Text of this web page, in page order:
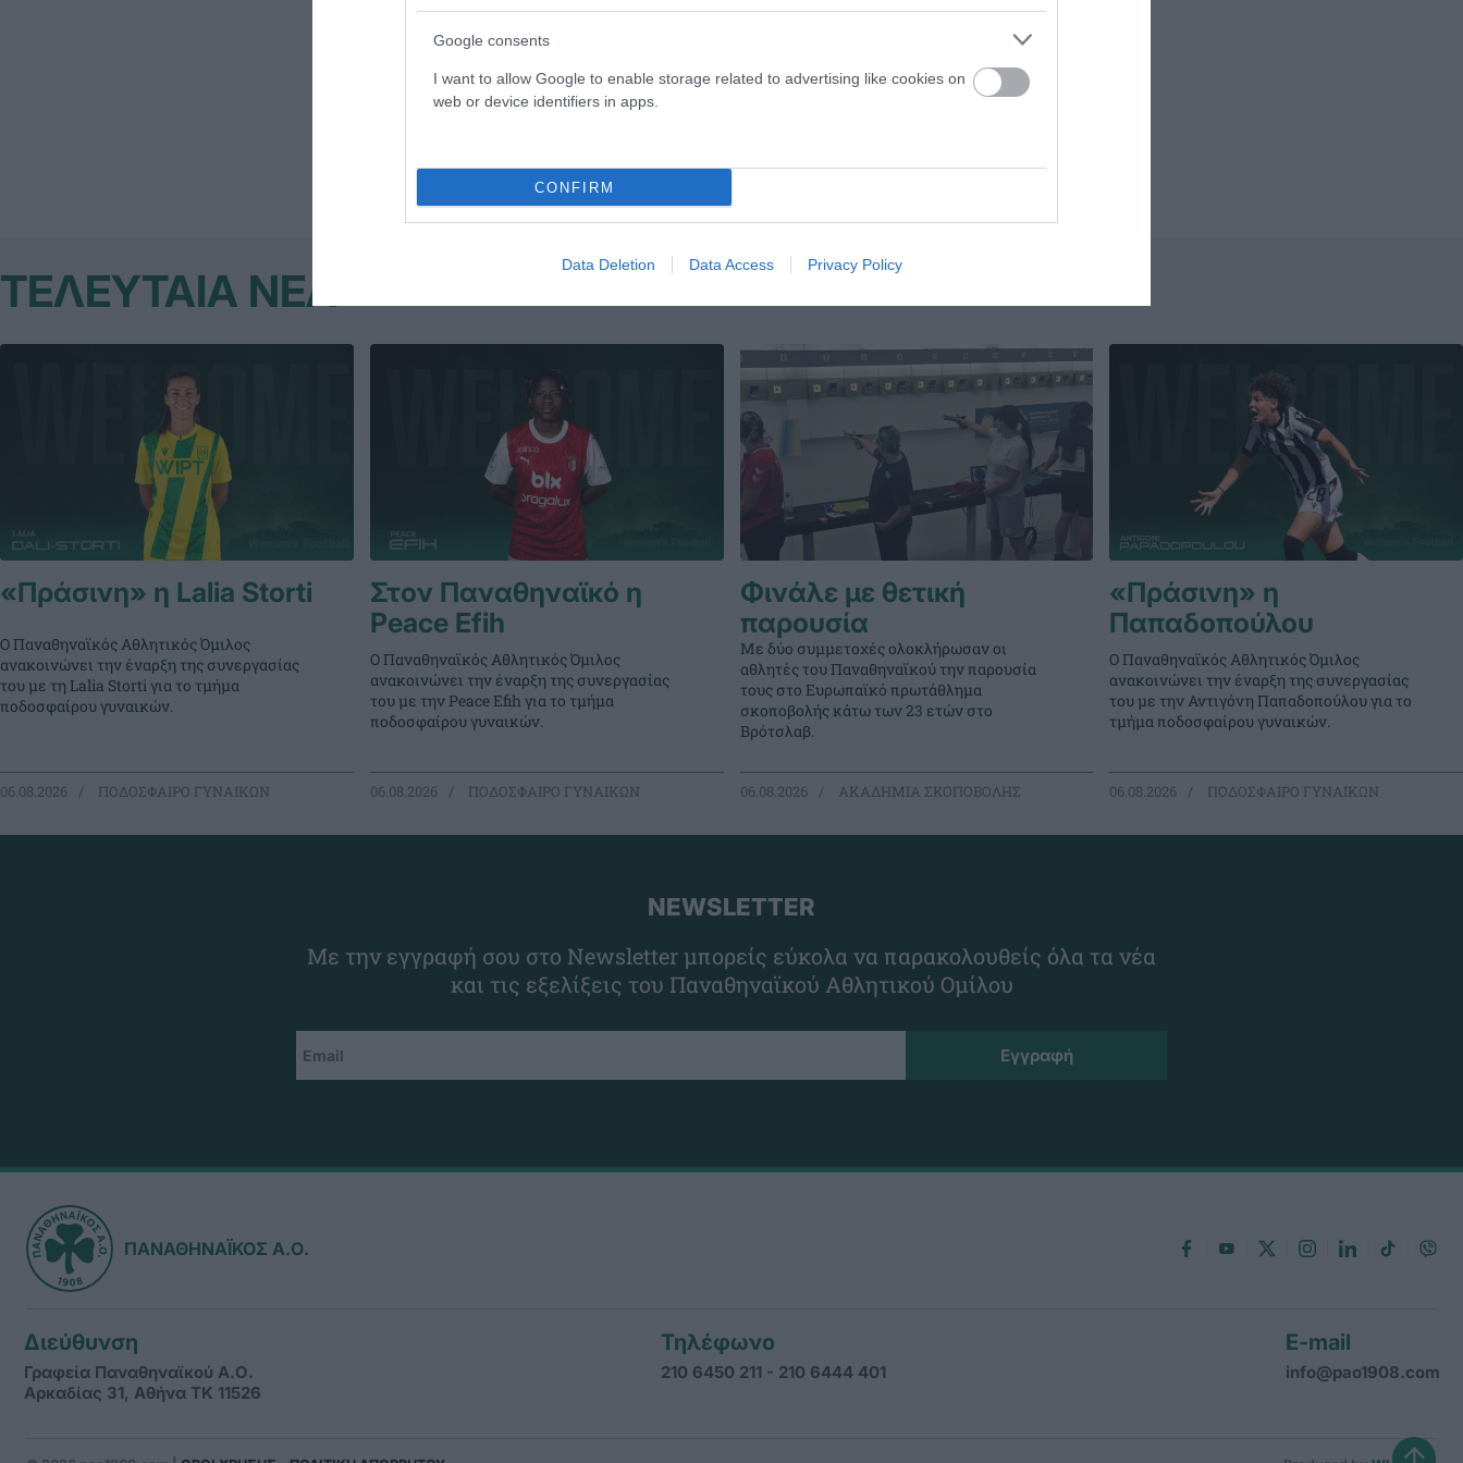
Google consents
I want to allow Google to enable storage related to advertising like cookies on
web or device identifiers in apps.
CONFIRM
Data Deletion Data Access Privacy Policy
μέγεθος Α4.
Κατεβάστε το ψηφοδέλτιο ΕΔΩ
ΤΕΛΕΥΤΑΙΑ ΝΕΑ
«Πράσινη» η Lalia Storti
Ο Παναθηναϊκός Αθλητικός Όμιλος
ανακοινώνει την έναρξη της συνεργασίας
του με τη Lalia Storti για το τμήμα
ποδοσφαίρου γυναικών.
06.08.2026 ΠΟΔΟΣΦΑΙΡΟ ΓΥΝΑΙΚΩΝ
Στον Παναθηναϊκό η
Peace Efih
Ο Παναθηναϊκός Αθλητικός Όμιλος
ανακοινώνει την έναρξη της συνεργασίας
του με την Peace Efih για το τμήμα
ποδοσφαίρου γυναικών.
06.08.2026 ΠΟΔΟΣΦΑΙΡΟ ΓΥΝΑΙΚΩΝ
Φινάλε με θετική
παρουσία
Με δύο συμμετοχές ολοκλήρωσαν οι
αθλητές του Παναθηναϊκού την παρουσία
τους στο Ευρωπαϊκό πρωτάθλημα
σκοποβολής κάτω των 23 ετών στο
Βρότσλαβ.
06.08.2026 ΑΚΑΔΗΜΙΑ ΣΚΟΠΟΒΟΛΗΣ
«Πράσινη» η
Παπαδοπούλου
Ο Παναθηναϊκός Αθλητικός Όμιλος
ανακοινώνει την έναρξη της συνεργασίας
του με την Αντιγόνη Παπαδοπούλου για το
τμήμα ποδοσφαίρου γυναικών.
06.08.2026 ΠΟΔΟΣΦΑΙΡΟ ΓΥΝΑΙΚΩΝ
NEWSLETTER
Με την εγγραφή σου στο Newsletter μπορείς εύκολα να παρακολουθείς όλα τα νέα
και τις εξελίξεις του Παναθηναϊκού Αθλητικού Ομίλου
ΠΑΝΑΘΗΝΑΪΚΟΣ Α.Ο.
Διεύθυνση
Γραφεία Παναθηναϊκού Α.Ο.
Αρκαδίας 31, Αθήνα ΤΚ 11526
Τηλέφωνο
210 6450 211 - 210 6444 401
E-mail
info@pao1908.com